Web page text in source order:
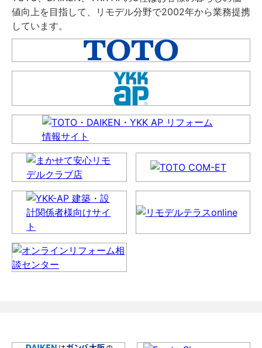
値向上を目指して、リモデル分野で2002年から業務提携
しています。